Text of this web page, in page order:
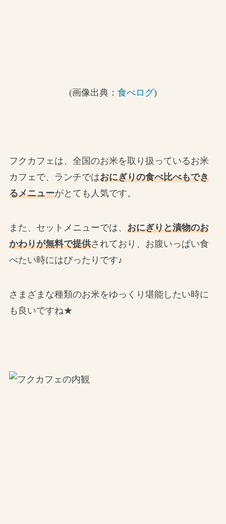
(画像出典： 食べログ)
フクカフェは、全国のお米を取り扱っているお米
カフェで、ランチではおにぎりの食べ比べもでき
るメニューがとても人気です。
また、セットメニューでは、 おにぎりと漬物のお
かわりが無料で提供されており、お腹いっぱい食
べたい時にはぴったりです♪
さまざまな種類のお米をゆっくり堪能したい時に
も良いですね★